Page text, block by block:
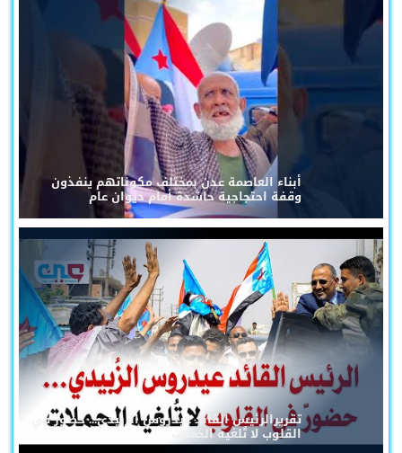
أبناء العاصمة عدن بمختلف مكوناتهم ينفذون
وقفة احتجاجية حاشدة أمام ديوان عام
تقريرالرئيس القائد عيدروس الزُبيدي... حضورٌ في
القلوب لا تُلغيه الحملات